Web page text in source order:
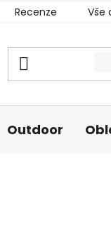
Recenze Vše
Outdoor